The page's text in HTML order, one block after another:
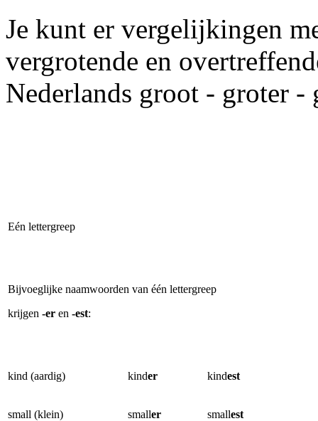
Je kunt er vergelijkingen
vergrotende en
Nederlands groot - groter -
Eén lettergreep
Bijvoeglijke naamwoorden van één lettergreep
krijgen -er en -est:
kind (aardig) kinder kindest
small (klein) smaller smallest